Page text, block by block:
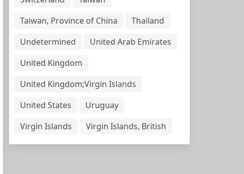
Taiwan, Province of China
Thailand
Undetermined
United Arab Emirates
United Kingdom
United Kingdom;Virgin Islands
United States
Uruguay
Virgin Islands
Virgin Islands, British